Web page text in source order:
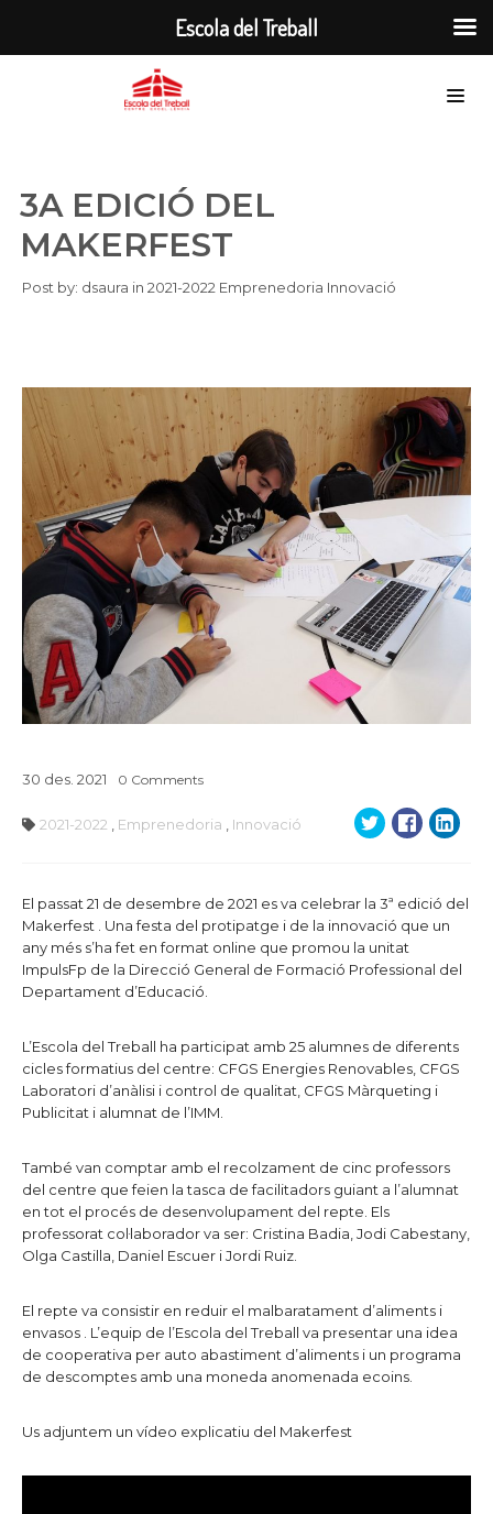
3A EDICIÓ DEL
MAKERFEST
Post by: dsaura in 2021-2022 Emprenedoria Innovació
30 des. 2021 0 Comments
2021-2022 Emprenedoria Innovació
El passat 21 de desembre de 2021 es va celebrar la 3ª edició del
Makerfest . Una festa del protipatge i de la innovació que un
any més s’ha fet en format online que promou la unitat
ImpulsFp de la Direcció General de Formació Professional del
Departament d’Educació.
L’Escola del Treball ha participat amb 25 alumnes de diferents
cicles formatius del centre: CFGS Energies Renovables, CFGS
Laboratori d’anàlisi i control de qualitat, CFGS Màrqueting i
Publicitat i alumnat de l’IMM.
També van comptar amb el recolzament de cinc professors
del centre que feien la tasca de facilitadors guiant a l’alumnat
en tot el procés de desenvolupament del repte. Els
professorat col·laborador va ser: Cristina Badia, Jodi Cabestany,
Olga Castilla, Daniel Escuer i Jordi Ruiz.
El repte va consistir en reduir el malbaratament d’aliments i
envasos . L’equip de l’Escola del Treball va presentar una idea
de cooperativa per auto abastiment d’aliments i un programa
de descomptes amb una moneda anomenada ecoins.
Us adjuntem un vídeo explicatiu del Makerfest
Escola del Treball